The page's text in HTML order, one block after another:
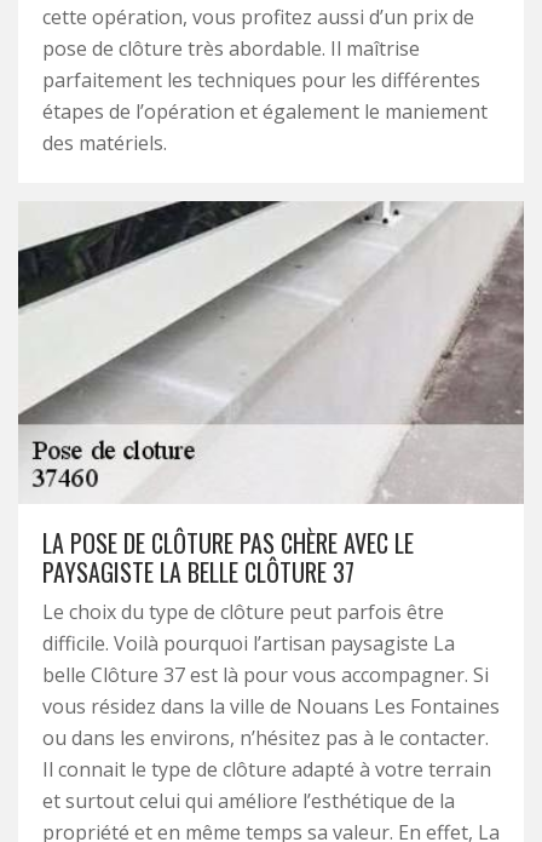
cette opération, vous profitez aussi d’un prix de
pose de clôture très abordable. Il maîtrise
parfaitement les techniques pour les différentes
étapes de l’opération et également le maniement
des matériels.
LA POSE DE CLÔTURE PAS CHÈRE AVEC LE
PAYSAGISTE LA BELLE CLÔTURE 37
Le choix du type de clôture peut parfois être
difficile. Voilà pourquoi l’artisan paysagiste La
belle Clôture 37 est là pour vous accompagner. Si
vous résidez dans la ville de Nouans Les Fontaines
ou dans les environs, n’hésitez pas à le contacter.
Il connait le type de clôture adapté à votre terrain
et surtout celui qui améliore l’esthétique de la
propriété et en même temps sa valeur. En effet, La